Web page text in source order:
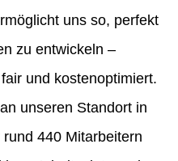
uns so, perfekt
zu entwickeln –
und kostenoptimiert.
unseren Standort in
440 Mitarbeitern